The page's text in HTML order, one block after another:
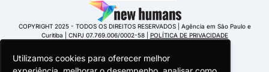
Utilizamos cookies para oferecer melhor
Utilizamos cookies para oferecer melhor
Utilizamos cookies para oferecer melhor
COPYRIGHT 2025 - TODOS OS DIREITOS RESERVADOS | Agência em São Paulo e
Curitiba | CNPJ 07.769.006/0002-58 |
POLÍTICA DE PRIVACIDADE